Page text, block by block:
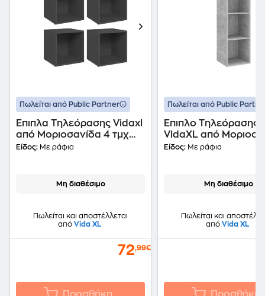
Πωλείται από Public Partner
Έπιπλα Τηλεόρασης Vidaxl
από Μοριοσανίδα 4 τμχ
Είδος: Με ράφια
Μη διαθέσιμο
Πωλείται και αποστέλλεται
από Vida XL
72,99€
Πωλείται από Public
Έπιπλο Τηλεόρασης
VidaXL από
37x37x107cm - Γκρι
Είδος: Με ράφια
Μη διαθέσιμο
Πωλείται και
από Vida XL